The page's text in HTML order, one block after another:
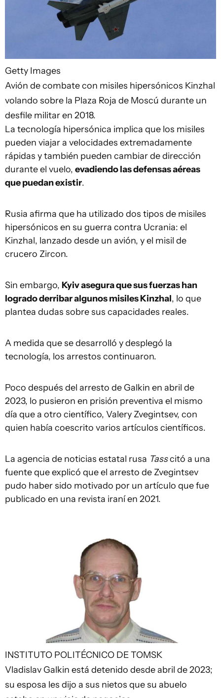
Getty Images
Avión de combate con misiles hipersónicos Kinzhal
volando sobre la Plaza Roja de Moscú durante un
desfile militar en 2018.
La tecnología hipersónica implica que los misiles
pueden viajar a velocidades extremadamente
rápidas y también pueden cambiar de dirección
durante el vuelo, evadiendo las defensas aéreas
que puedan existir.
Rusia afirma que ha utilizado dos tipos de misiles
hipersónicos en su guerra contra Ucrania: el
Kinzhal, lanzado desde un avión, y el misil de
crucero Zircon.
Sin embargo, Kyiv asegura que sus fuerzas han
logrado derribar algunos misiles Kinzhal, lo que
plantea dudas sobre sus capacidades reales.
A medida que se desarrolló y desplegó la
tecnología, los arrestos continuaron.
Poco después del arresto de Galkin en abril de
2023, lo pusieron en prisión preventiva el mismo
día que a otro científico, Valery Zvegintsev, con
quien había coescrito varios artículos científicos.
La agencia de noticias estatal rusa Tasscitó a una
fuente que explicó que el arresto de Zvegintsev
pudo haber sido motivado por un artículo que fue
publicado en una revista iraní en 2021.
INSTITUTO POLITÉCNICO DE TOMSK
Vladislav Galkin está detenido desde abril de 2023;
su esposa les dijo a sus nietos que su abuelo